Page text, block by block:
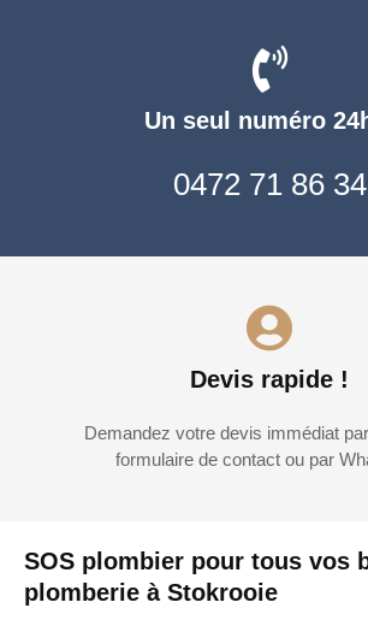
SOS plombier pour tous vos
plomberie à Stokrooie
Un seul numéro
0472 71 86 34
Devis rapide !
Demandez votre devis immédiat
formulaire de contact ou par